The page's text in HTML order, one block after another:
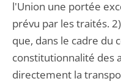
l'Union une portée
prévu par les traités.
que, dans le cadre du
constitutionnalité des
directement la